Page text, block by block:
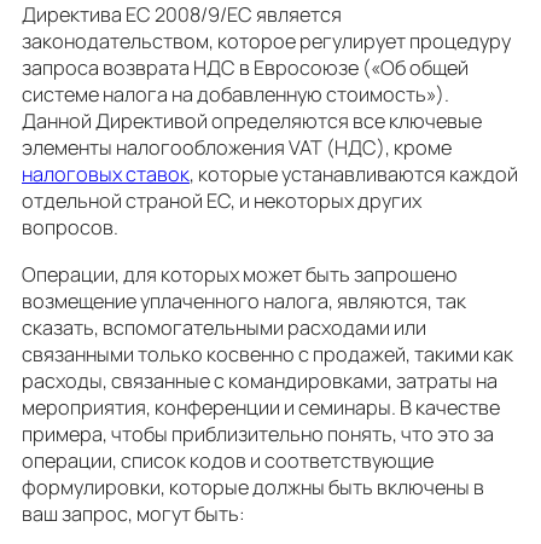
Директива ЕС 2008/9/EC является
законодательством, которое регулирует процедуру
запроса возврата НДС в Евросоюзе («Об общей
системе налога на добавленную стоимость»).
Данной Директивой определяются все ключевые
элементы налогообложения VAT (НДС), кроме
налоговых ставок, которые устанавливаются каждой
отдельной страной ЕС, и некоторых других
вопросов.
Операции, для которых может быть запрошено
возмещение уплаченного налога, являются, так
сказать, вспомогательными расходами или
связанными только косвенно с продажей, такими как
расходы, связанные с командировками, затраты на
мероприятия, конференции и семинары. В качестве
примера, чтобы приблизительно понять, что это за
операции, список кодов и соответствующие
формулировки, которые должны быть включены в
ваш запрос, могут быть: